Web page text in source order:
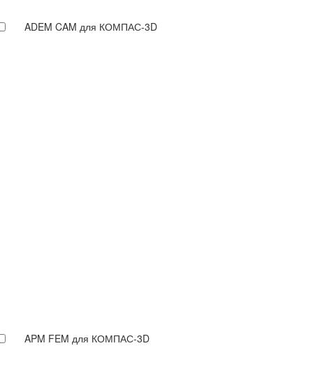
ADEM CAM для КОМПАС-3D
APM FEM для КОМПАС-3D